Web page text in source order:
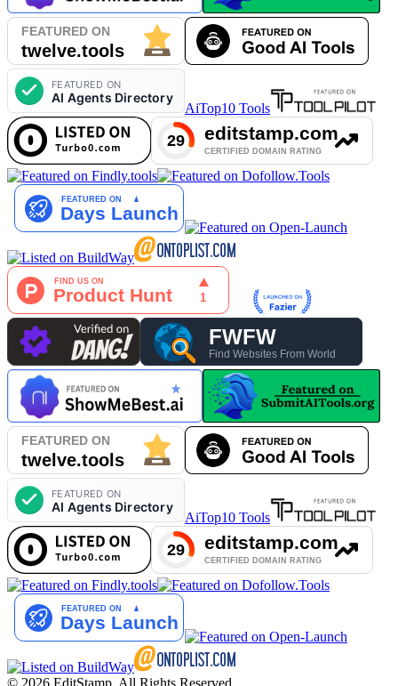
AiTop10 Tools
AiTop10 Tools
© 2026 EditStamp. All Rights Reserved.